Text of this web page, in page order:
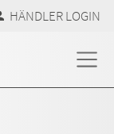
HÄNDLER LOGIN